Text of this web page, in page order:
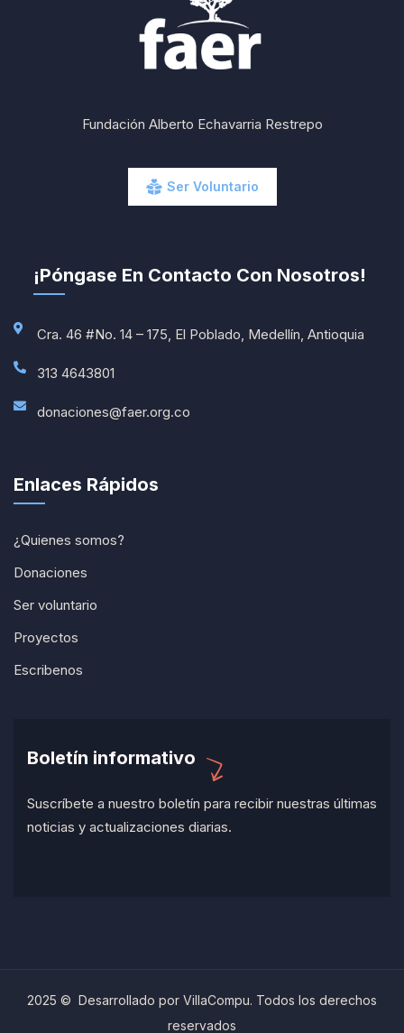
Fundación Alberto Echavarria Restrepo
Ser Voluntario
¡Póngase En Contacto Con Nosotros!
Cra. 46 #No. 14 – 175, El Poblado, Medellín, Antioquia
313 4643801
donaciones@faer.org.co
Enlaces Rápidos
¿Quienes somos?
Donaciones
Ser voluntario
Proyectos
Escribenos
Boletín informativo
Suscríbete a nuestro boletín para recibir nuestras últimas
noticias y actualizaciones diarias.
2025 © Desarrollado por VillaCompu. Todos los derechos
reservados